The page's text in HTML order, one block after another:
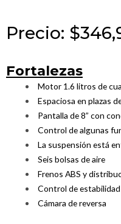
Precio:
Fortalezas
Motor 1.6 litros de
Espaciosa en plazas
Pantalla de 8” con
Control de algunas
La suspensión está
Seis bolsas de aire
Frenos ABS y
Control de estabilidad
Cámara de reversa